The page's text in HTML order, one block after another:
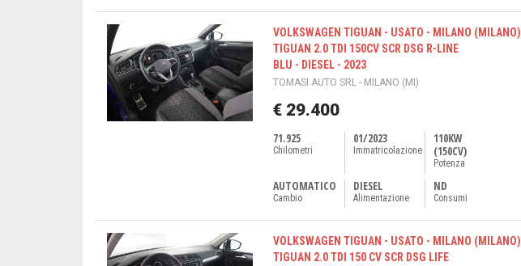
VOLKSWAGEN TIGUAN - USATO - MILANO (MILANO)
TIGUAN 2.0 TDI 150CV SCR DSG R-LINE
BLU - DIESEL - 2023
TOMASI AUTO SRL - MILANO (MI)
€ 29.400
71.925
Chilometri
01/2023
Immatricolazione
110KW
(150CV)
Potenza
AUTOMATICO
Cambio
DIESEL
Alimentazione
ND
Consumi
VOLKSWAGEN TIGUAN - USATO - MILANO (MILANO)
TIGUAN 2.0 TDI 150 CV SCR DSG LIFE